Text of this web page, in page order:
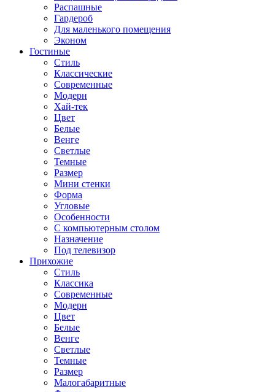
Распашные
Гардероб
Для маленького помещения
Эконом
Гостиные
Стиль
Классические
Современные
Модерн
Хай-тек
Цвет
Белые
Венге
Светлые
Темные
Размер
Мини стенки
Форма
Угловые
Особенности
С компьютерным столом
Назначение
Под телевизор
Прихожие
Стиль
Классика
Современные
Модерн
Цвет
Белые
Венге
Светлые
Темные
Размер
Малогабаритные